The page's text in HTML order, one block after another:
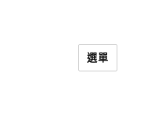
選單